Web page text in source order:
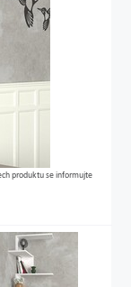
produktu se informujte